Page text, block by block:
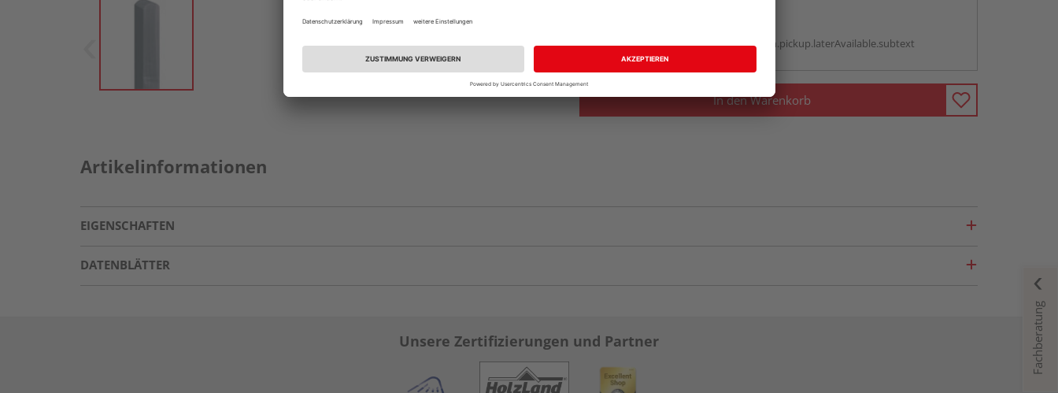
vue.ads.priceMerchantBox.option.pickup.laterAvailable.subtext
In den Warenkorb
Artikelinformationen
EIGENSCHAFTEN
DATENBLÄTTER
Fachberatung
Unsere Zertifizierungen und Partner